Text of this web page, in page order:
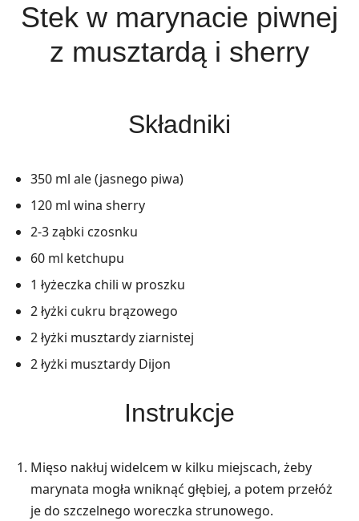
Stek w marynacie piwnej
z musztardą i sherry
Składniki
350 ml ale (jasnego piwa)
120 ml wina sherry
2-3 ząbki czosnku
60 ml ketchupu
1 łyżeczka chili w proszku
2 łyżki cukru brązowego
2 łyżki musztardy ziarnistej
2 łyżki musztardy Dijon
Instrukcje
Mięso nakłuj widelcem w kilku miejscach, żeby
marynata mogła wniknąć głębiej, a potem przełóż
je do szczelnego woreczka strunowego.